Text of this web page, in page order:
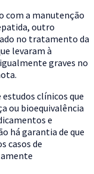
com a manutenção
outro
no tratamento da
levaram à
graves no
clínicos que
ou bioequivalência
e
há garantia de que
casos de